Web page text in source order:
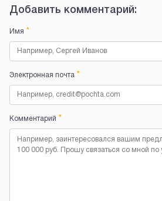
Добавить комментарий:
Имя *
Электронная почта *
Комментарий *